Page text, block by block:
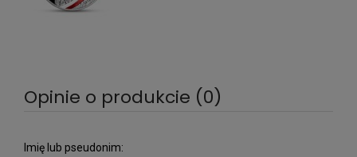
Opinie o produkcie (0)
Imię lub pseudonim: